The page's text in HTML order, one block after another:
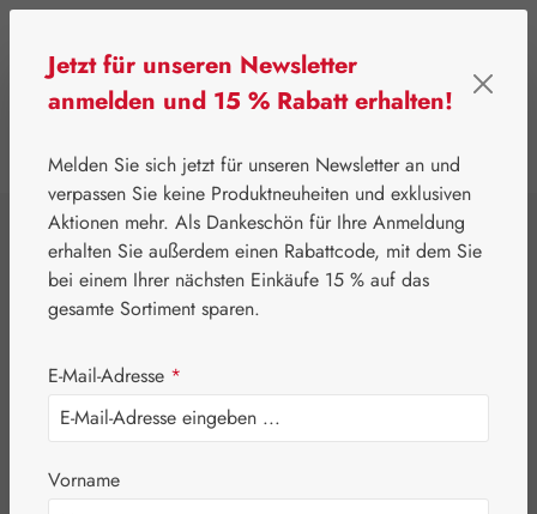
⌂ Pater Severin Naturprodukte Sirupe
Fenchelsirup Mit
Honig
Jetzt für unseren Newsletter
anmelden und 15 % Rabatt erhalten!
Melden Sie sich jetzt für unseren Newsletter an und
verpassen Sie keine Produktneuheiten und exklusiven
Aktionen mehr. Als Dankeschön für Ihre Anmeldung
erhalten Sie außerdem einen Rabattcode, mit dem Sie
bei einem Ihrer nächsten Einkäufe 15 % auf das
gesamte Sortiment sparen.
E-Mail-Adresse *
Vorname